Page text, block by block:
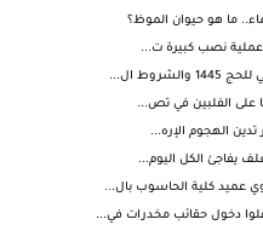
ما هو حيوان الموظ؟
ال...
على الفلبين في تص...
الهجوم الإره...
يفاجئ الكل اليوم...
عميد كلية الحاسوب بال...